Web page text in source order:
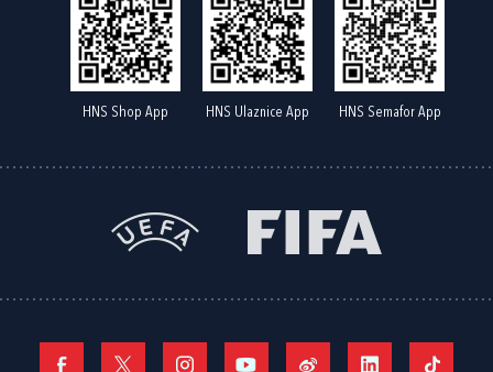
HNS Shop App HNS Ulaznice App HNS Semafor App